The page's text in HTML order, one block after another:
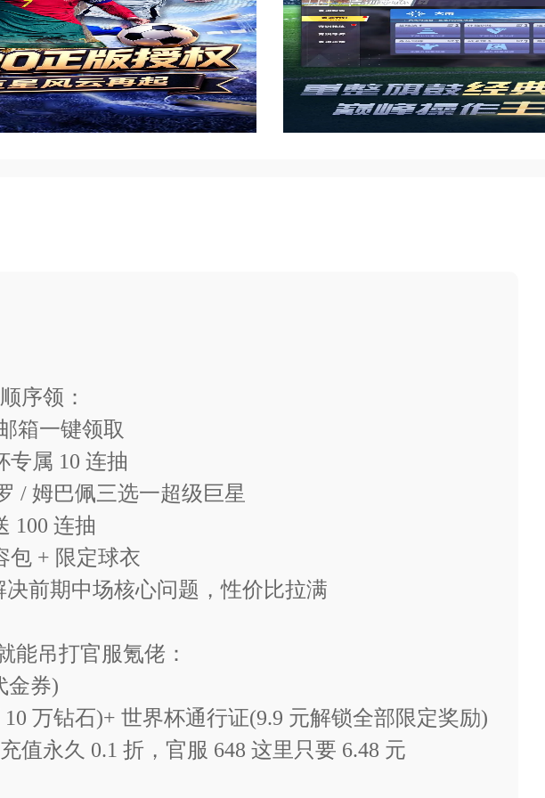
序领：
箱一键领取
专属 10 连抽
/ 姆巴佩三选一超级巨星
100 连抽
包 + 限定球衣
前期中场核心问题，性价比拉满
能吊打官服氪佬：
金券)
万钻石)+ 世界杯通行证(9.9 元解锁全部限定奖励)
值永久 0.1 折，官服 648 这里只要 6.48 元